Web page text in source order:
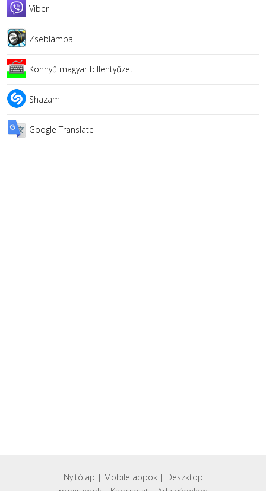
Viber
Zseblámpa
Könnyű magyar billentyűzet
Shazam
Google Translate
Nyitólap | Mobile appok| Deszktop